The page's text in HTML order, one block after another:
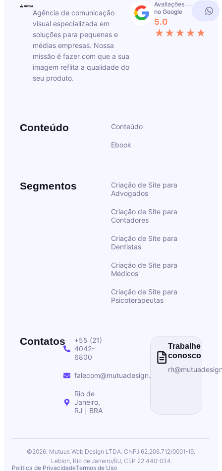
Agência de comunicação
visual especializada em
soluções para pequenas e
médias empresas. Nossa
missão é fazer com que a sua
imagem reflita a qualidade do
seu produto.
Avaliações
no Google
5.0
★★★★★
Conteúdo Conteúdo
Ebook
Segmentos
Criação de Site para
Advogados
Criação de Site para
Contadores
Criação de Site para
Dentistas
Criação de Site para
Médicos
Criação de Site para
Psicoterapeutas
Contatos
+55 (21)
4042-
6800
falecom@mutuadesign.com
Rio de
Janeiro,
RJ | BRA
Trabalhe
conosco
©2026. Mutuus Web Design LTDA. CNPJ 62.206.712/0001-19.
Leblon, Rio de Janeiro/RJ, CEP 22.440-034
Política de PrivacidadeTermos de Uso